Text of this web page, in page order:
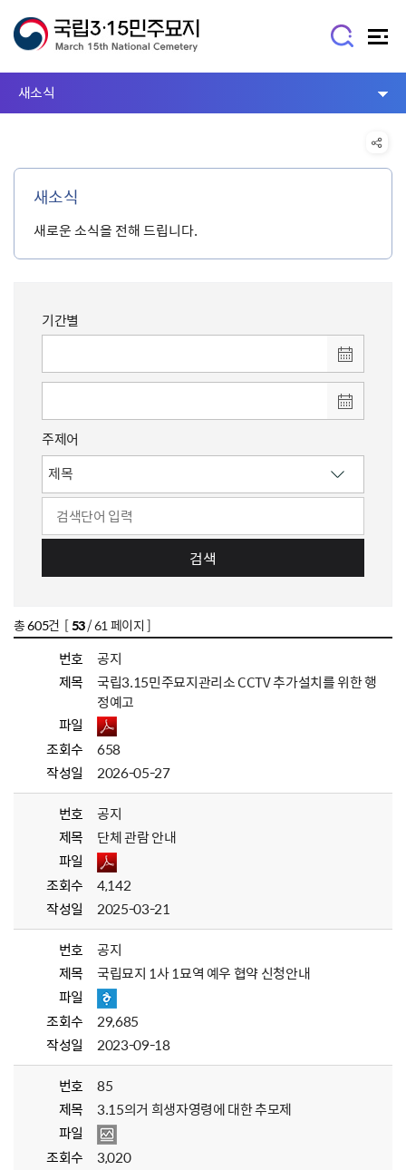
새소식
새소식
새로운 소식을 전해 드립니다.
기간별
주제어
검색
총605건 [53/ 61 페이지 ]
번호
공지
제목
국립3.15민주묘지관리소 CCTV 추가설치를 위한 행
정예고
파일
조회수
658
작성일
2026-05-27
번호
공지
제목
단체 관람 안내
파일
조회수
4,142
작성일
2025-03-21
번호
공지
제목
국립묘지 1사 1묘역 예우 협약 신청안내
파일
조회수
29,685
작성일
2023-09-18
번호
85
제목
3.15의거 희생자영령에 대한 추모제
파일
조회수
3,020